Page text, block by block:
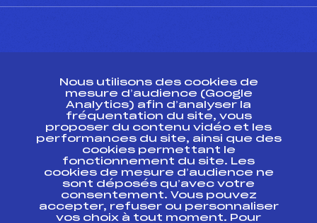
ESPACE PRESSE
Ressources
Pass’Neige
Projet sportif fédéral
Projet de performance fédéral
Antidopage
Pôle Développement, Formation, Suivi
Scientifique
Nous utilisons des cookies de
mesure d’audience (Google
Analytics) afin d’analyser la
fréquentation du site, vous
proposer du contenu vidéo et les
performances du site, ainsi que des
cookies permettant le
fonctionnement du site. Les
cookies de mesure d’audience ne
sont déposés qu’avec votre
consentement. Vous pouvez
accepter, refuser ou personnaliser
vos choix à tout moment. Pour